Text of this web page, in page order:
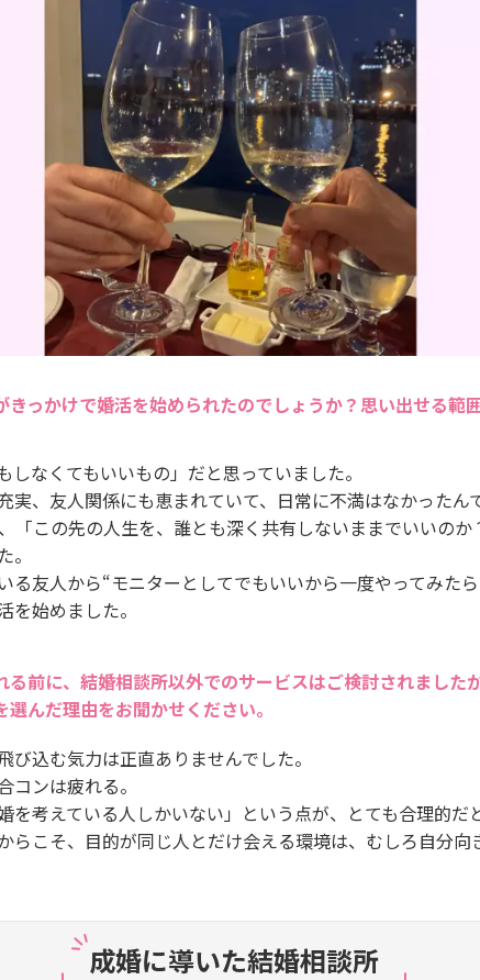
きっかけで婚活を始められたのでしょうか？思い出せる範
しなくてもいいもの」だと思っていました。
実、友人関係にも恵まれていて、日常に不満はなかったんで
「この先の人生を、誰とも深く共有しないままでいいのか
。
る友人から“モニターとしてでもいいから一度やってみた
を始めました。
る前に、結婚相談所以外でのサービスはご検討されました
んだ理由をお聞かせください。
び込む気力は正直ありませんでした。
コンは疲れる。
を考えている人しかいない」という点が、とても合理的だ
らこそ、目的が同じ人とだけ会える環境は、むしろ自分向
成婚に導いた結婚相談所